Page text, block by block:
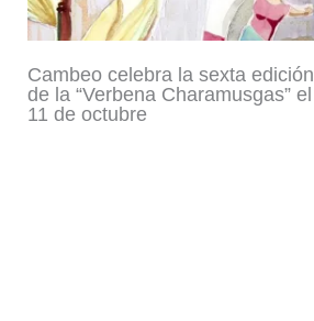
Cambeo celebra la sexta edición
de la “Verbena Charamusgas” el
11 de octubre